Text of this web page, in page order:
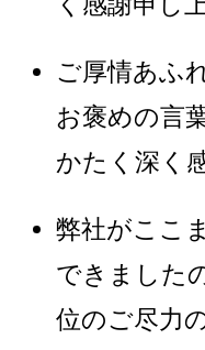
ご厚情あふ
お褒めの言
かたく深く
弊社がここ
できました
位のご尽力